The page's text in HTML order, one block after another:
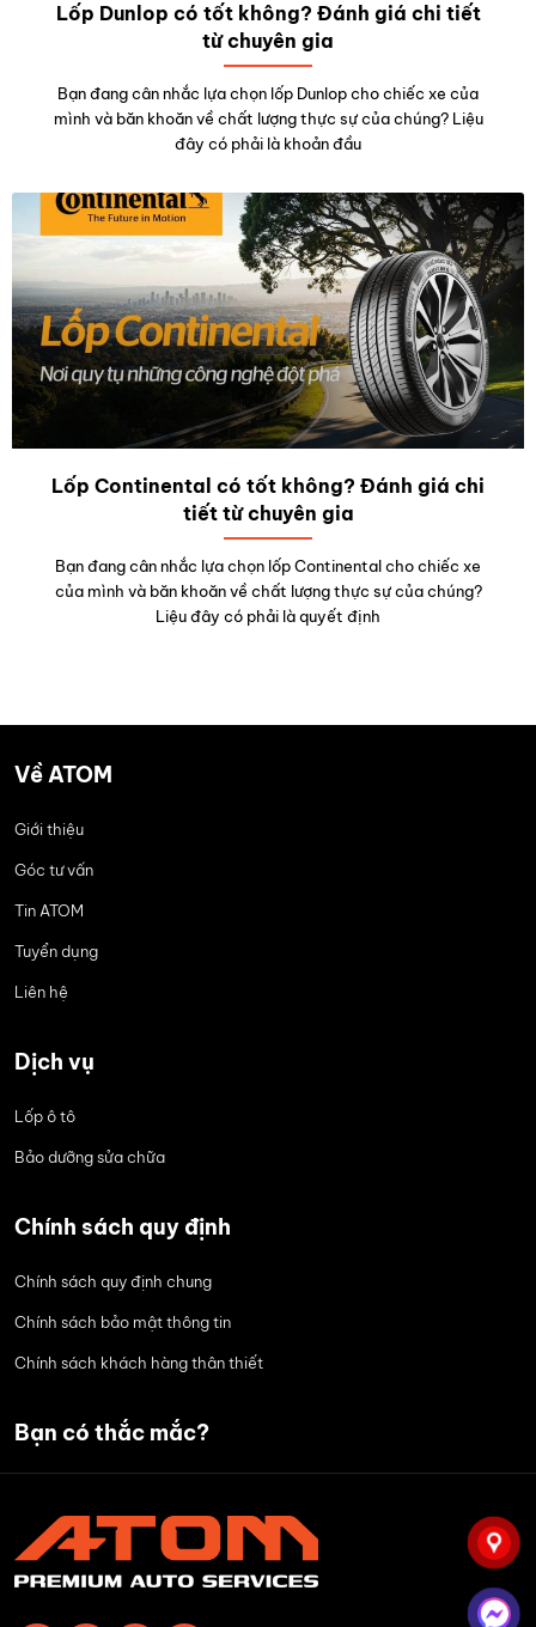
Lốp Dunlop có tốt không? Đánh giá chi tiết
từ chuyên gia
Bạn đang cân nhắc lựa chọn lốp Dunlop cho chiếc xe của
mình và băn khoăn về chất lượng thực sự của chúng? Liệu
đây có phải là khoản đầu
Lốp Continental có tốt không? Đánh giá chi
tiết từ chuyên gia
Bạn đang cân nhắc lựa chọn lốp Continental cho chiếc xe
của mình và băn khoăn về chất lượng thực sự của chúng?
Liệu đây có phải là quyết định
Về ATOM
Giới thiệu
Góc tư vấn
Tin ATOM
Tuyển dụng
Liên hệ
Dịch vụ
Lốp ô tô
Bảo dưỡng sửa chữa
Chính sách quy định
Chính sách quy định chung
Chính sách bảo mật thông tin
Chính sách khách hàng thân thiết
Bạn có thắc mắc?